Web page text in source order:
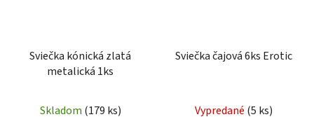
Sviečka kónická zlatá
metalická 1ks
Skladom (179 ks)
Sviečka čajová 6ks Erotic
Vypredané (5 ks)